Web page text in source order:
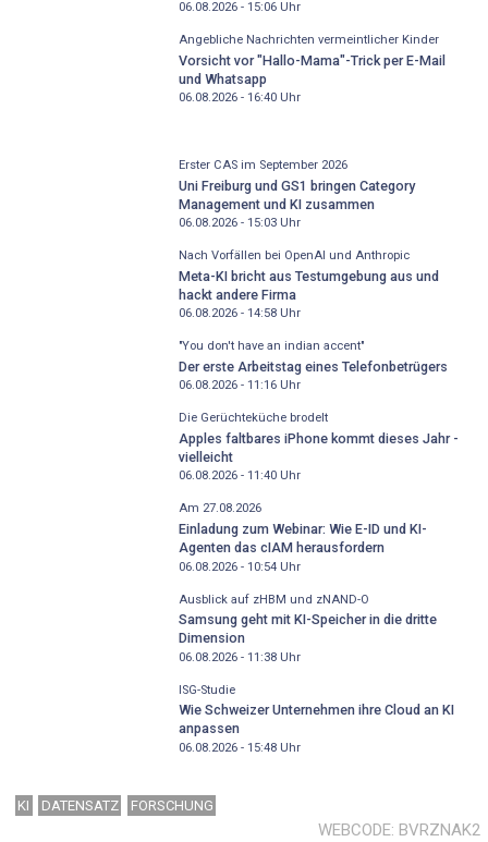
06.08.2026 - 15:06Uhr
Angebliche Nachrichten vermeintlicher Kinder
Vorsicht vor "Hallo-Mama"-Trick per E-Mail
und Whatsapp
06.08.2026 - 16:40Uhr
Erster CAS im September 2026
Uni Freiburg und GS1 bringen Category
Management und KI zusammen
06.08.2026 - 15:03Uhr
Nach Vorfällen bei OpenAI und Anthropic
Meta-KI bricht aus Testumgebung aus und
hackt andere Firma
06.08.2026 - 14:58Uhr
"You don't have an indian accent"
Der erste Arbeitstag eines Telefonbetrügers
06.08.2026 - 11:16Uhr
Die Gerüchteküche brodelt
Apples faltbares iPhone kommt dieses Jahr -
vielleicht
06.08.2026 - 11:40Uhr
Am 27.08.2026
Einladung zum Webinar: Wie E-ID und KI-
Agenten das cIAM herausfordern
06.08.2026 - 10:54Uhr
Ausblick auf zHBM und zNAND-O
Samsung geht mit KI-Speicher in die dritte
Dimension
06.08.2026 - 11:38Uhr
ISG-Studie
Wie Schweizer Unternehmen ihre Cloud an KI
anpassen
06.08.2026 - 15:48Uhr
KI DATENSATZ FORSCHUNG
WEBCODE BVRZNAK2